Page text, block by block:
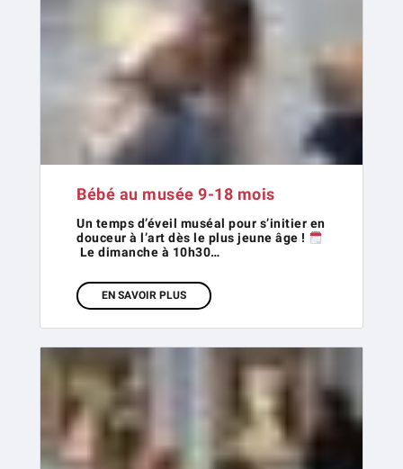
Bébé au musée 9-18 mois
Un temps d’éveil muséal pour s’initier en
douceur à l’art dès le plus jeune âge !
Le dimanche à 10h30…
EN SAVOIR PLUS